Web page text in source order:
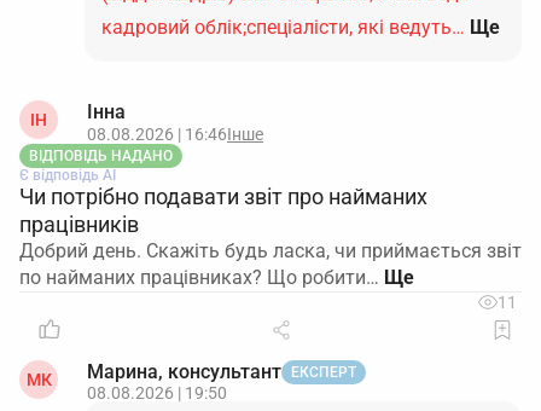
кадровий облік;спеціалісти, які ведуть… Ще
ІН Інна
08.08.2026 | 16:46Інше
ВІДПОВІДЬ НАДАНО
Є відповідь АІ
Чи потрібно подавати звіт про найманих
працівників
Добрий день. Скажіть будь ласка, чи приймається звіт
по найманих працівниках? Що робити…
11
МК Марина, консультант ЕКСПЕРТ
08.08.2026 | 19:50